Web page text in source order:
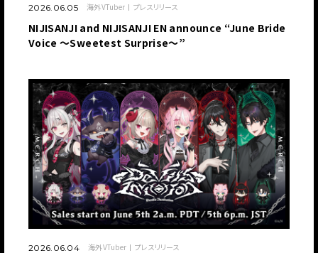
2026.06.05 海外VTuber プレスリリース
NIJISANJI and NIJISANJI EN announce “June Bride
Voice ～Sweetest Surprise～”
2026.06.04 海外VTuber プレスリリース